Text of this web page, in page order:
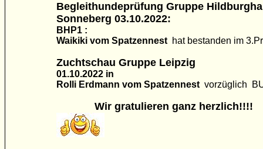
Begleithundeprüfung Gruppe
Sonneberg 03.10.2022:
BHP1 :
Waikiki vom Spatzennest hat bestanden im
Zuchtschau Gruppe Leipzig
01.10.2022 in
Rolli Erdmann vom Spatzennest vorzüglich
Wir gratulieren ganz herzlich!!!!